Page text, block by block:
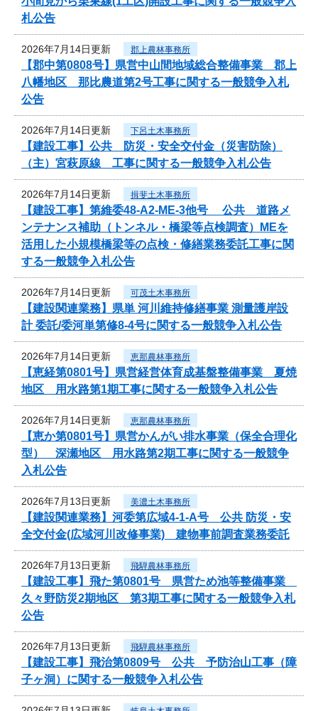
札公告
2026年7月14日更新 郡上農林事務所
【郡中第0808号】県営中山間地域総合整備事業 郡上
八幡地区 那比農道第2号工事に関する一般競争入札
公告
2026年7月14日更新 下呂土木事務所
【建設工事】公共 防災・安全交付金（災害防除）
（主）宮萩原線 工事に関する一般競争入札公告
2026年7月14日更新 揖斐土木事務所
【建設工事】第維委48-A2-ME-3他号 公共 道路メ
ンテナンス補助（トンネル・橋梁等点検調査）MEを
活用した小規模橋梁等の点検・修繕業務委託工事に関
する一般競争入札公告
2026年7月14日更新 可茂土木事務所
【建設関連業務】県単 河川維持修繕事業 測量護岸設
計 委託/委河単第修8-4号に関する一般競争入札公告
2026年7月14日更新 恵那農林事務所
【恵経第0801号】県営経営体育成基盤整備事業 夏焼
地区 用水路第1期工事に関する一般競争入札公告
2026年7月14日更新 恵那農林事務所
【恵か第0801号】県営かんがい排水事業（保全合理化
型） 深瀬地区 用水路第2期工事に関する一般競争
入札公告
2026年7月13日更新 美濃土木事務所
【建設関連業務】河委第広域4-1-A号 公共 防災・安
全交付金(広域河川改修事業) 建物事前調査業務委託
2026年7月13日更新 飛騨農林事務所
【建設工事】飛た第0801号 県営ため池等整備事業
久々野防災2期地区 第3期工事に関する一般競争入札
公告
2026年7月13日更新 飛騨農林事務所
【建設工事】飛治第0809号 公共 予防治山工事（障
子ヶ洞）に関する一般競争入札公告